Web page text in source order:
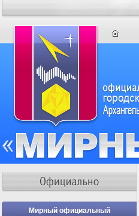
Мирный официальный